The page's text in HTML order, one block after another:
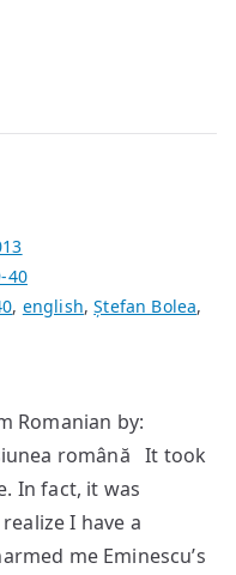
40
, english,Ștefan Bolea,
Romanian by:
română It took
In fact, it was
I have a
me Eminescu’s